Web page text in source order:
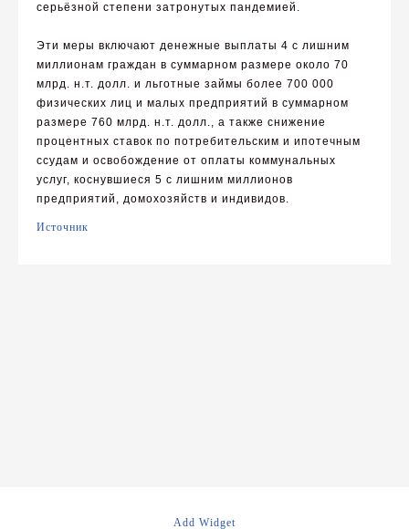
серьёзной степени затронутых пандемией.
Эти меры включают денежные выплаты 4 с лишним
миллионам граждан в суммарном размере около 70
млрд. н.т. долл. и льготные займы более 700 000
физических лиц и малых предприятий в суммарном
размере 760 млрд. н.т. долл., а также снижение
процентных ставок по потребительским и ипотечным
ссудам и освобождение от оплаты коммунальных
услуг, коснувшиеся 5 с лишним миллионов
предприятий, домохозяйств и индивидов.
Источник
Add Widget